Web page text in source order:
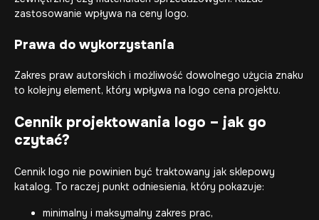
zastosowanie wpływa na ceny logo.
Prawa do wykorzystania
Zakres praw autorskich i możliwość dowolnego użycia znaku
to kolejny element, który wpływa na logo cena projektu.
Cennik projektowania logo – jak go
czytać?
Cennik logo nie powinien być traktowany jak sklepowy
katalog. To raczej punkt odniesienia, który pokazuje:
minimalny i maksymalny zakres prac,